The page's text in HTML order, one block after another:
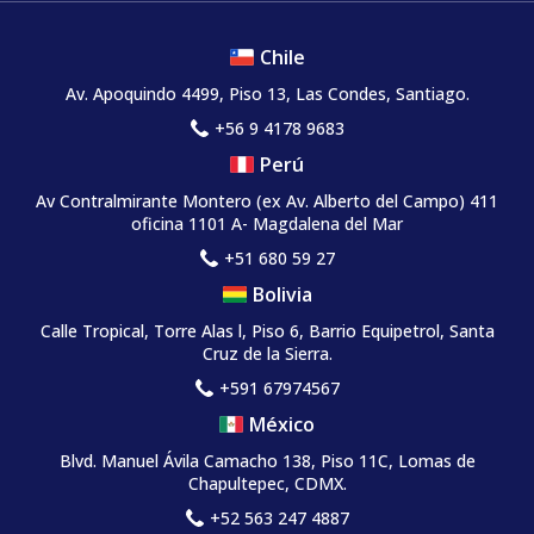
Chile
Av. Apoquindo 4499, Piso 13, Las Condes, Santiago.
+56 9 4178 9683
Perú
Av Contralmirante Montero (ex Av. Alberto del Campo) 411
oficina 1101 A- Magdalena del Mar
+51 680 59 27
Bolivia
Calle Tropical, Torre Alas l, Piso 6, Barrio Equipetrol, Santa
Cruz de la Sierra.
+591 67974567
México
Blvd. Manuel Ávila Camacho 138, Piso 11C, Lomas de
Chapultepec, CDMX.
+52 563 247 4887